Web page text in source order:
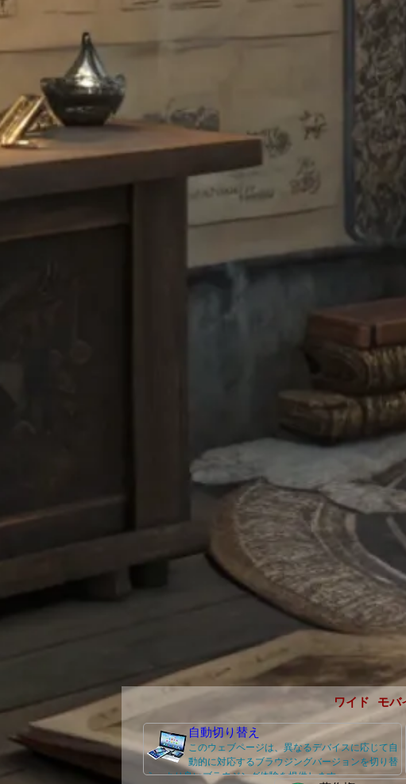
ワイド モバ
自動切り替え
このウェブページは、異なるデバイスに応じて自
動的に対応するブラウジングバージョンを切り替
え、より良いブラウジング体験を提供します。